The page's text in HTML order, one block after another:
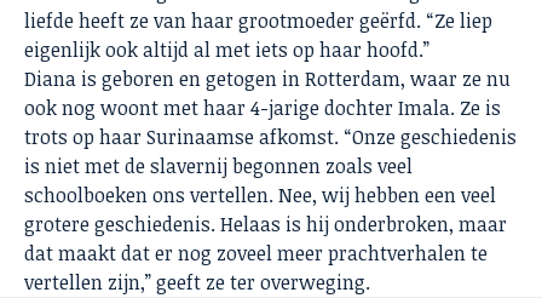
liefde heeft ze van haar grootmoeder geërfd. “Ze liep
eigenlijk ook altijd al met iets op haar hoofd.”
Diana is geboren en getogen in Rotterdam, waar ze nu
ook nog woont met haar 4-jarige dochter Imala. Ze is
trots op haar Surinaamse afkomst. “Onze geschiedenis
is niet met de slavernij begonnen zoals veel
schoolboeken ons vertellen. Nee, wij hebben een veel
grotere geschiedenis. Helaas is hij onderbroken, maar
dat maakt dat er nog zoveel meer prachtverhalen te
vertellen zijn,” geeft ze ter overweging.